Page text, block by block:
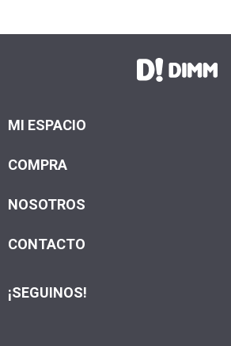
MI ESPACIO
COMPRA
NOSOTROS
CONTACTO
¡SEGUINOS!